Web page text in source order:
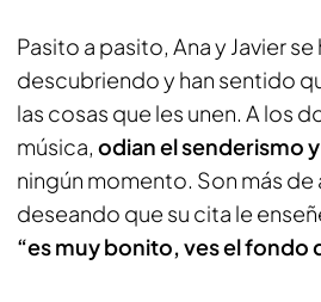
Pasito a pasito, Ana y Javier se
descubriendo y han sentido
las cosas que les unen. A los
música, odian el senderismo
ningún momento. Son más de
deseando que su cita le
“es muy bonito, ves el fondo